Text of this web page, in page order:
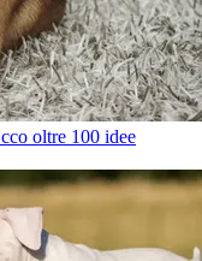
oltre 100 idee